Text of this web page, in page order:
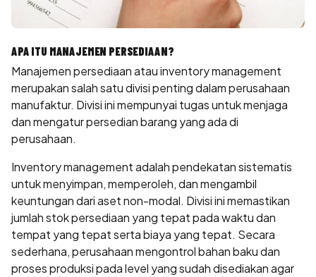
APA ITU MANAJEMEN PERSEDIAAN?
Manajemen persediaan atau inventory management
merupakan salah satu divisi penting dalam perusahaan
manufaktur. Divisi ini mempunyai tugas untuk menjaga
dan mengatur persedian barang yang ada di
perusahaan.
Inventory management adalah pendekatan sistematis
untuk menyimpan, memperoleh, dan mengambil
keuntungan dari aset non-modal. Divisi ini memastikan
jumlah stok persediaan yang tepat pada waktu dan
tempat yang tepat serta biaya yang tepat. Secara
sederhana, perusahaan mengontrol bahan baku dan
proses produksi pada level yang sudah disediakan agar